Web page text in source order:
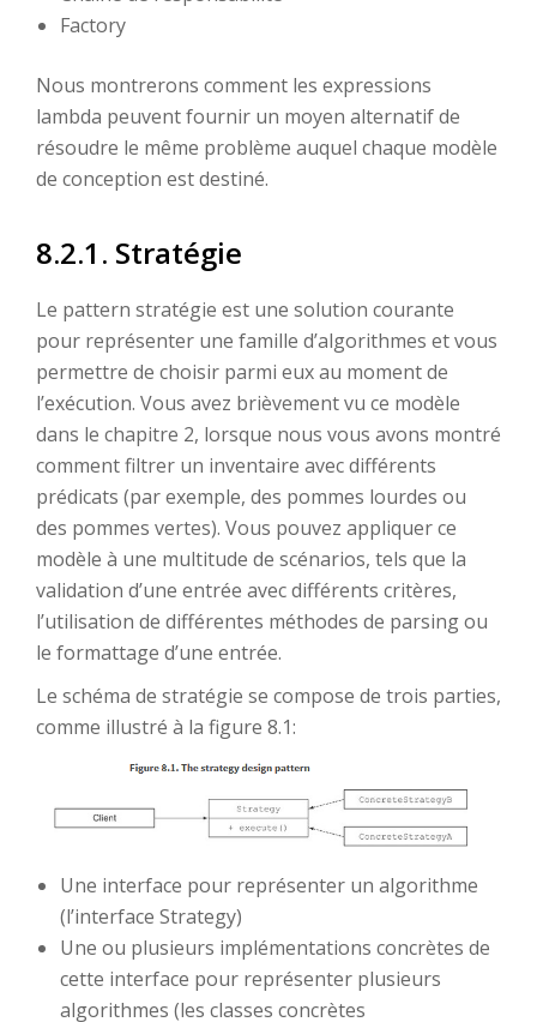
Factory
Nous montrerons comment les expressions
lambda peuvent fournir un moyen alternatif de
résoudre le même problème auquel chaque modèle
de conception est destiné.
8.2.1. Stratégie
Le pattern stratégie est une solution courante
pour représenter une famille d’algorithmes et vous
permettre de choisir parmi eux au moment de
l’exécution. Vous avez brièvement vu ce modèle
dans le chapitre 2, lorsque nous vous avons montré
comment filtrer un inventaire avec différents
prédicats (par exemple, des pommes lourdes ou
des pommes vertes). Vous pouvez appliquer ce
modèle à une multitude de scénarios, tels que la
validation d’une entrée avec différents critères,
l’utilisation de différentes méthodes de parsing ou
le formattage d’une entrée.
Le schéma de stratégie se compose de trois parties,
comme illustré à la figure 8.1:
Une interface pour représenter un algorithme
(l’interface Strategy)
Une ou plusieurs implémentations concrètes de
cette interface pour représenter plusieurs
algorithmes (les classes concrètes